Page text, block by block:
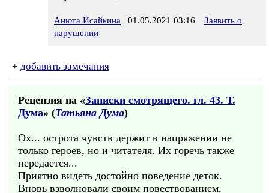
Анюта Исайкина 01.05.2021 03:16
Заявить о
нарушении
+ добавить замечания
Рецензия на «Записки смотрящего. гл. 43. Т.
Дума» (Татьяна Дума)
Ох... острота чувств держит в напряжении не
только героев, но и читателя. Их горечь также
передается...
Приятно видеть достойно поведение деток.
Вновь взволновали своим повествованием,